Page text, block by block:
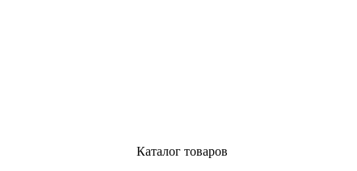
Каталог товаров